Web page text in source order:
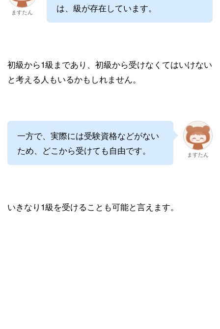
ますたん
は、級が存在しています。
初級から1級まであり、初級から受けなくてはいけない
と考える人もいるかもしれません。
一方で、実際には受験資格などがない
ため、どこから受けても自由です。
ますたん
いきなり1級を受けることも可能と言えます。